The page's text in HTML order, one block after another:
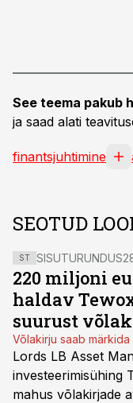
See teema pakub
ja saad alati
finantsjuhtimine
SEOTUD
ST SISUTURUNDUS
220 miljoni
haldav
suurust
Võlakirju saab märkida
Lords LB Asset
investeerimisühing
mahus võlakirjade